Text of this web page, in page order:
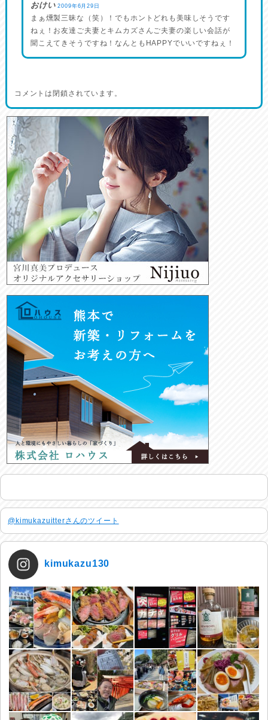
おけい 2009年6月29日
まぁ燻製三昧な（笑）！でもホントどれも美味しそうです
ねぇ！お友達ご夫妻とキムカズさんご夫妻の楽しい会話が
聞こえてきそうですね！なんともHAPPYでいいですねぇ！
コメントは閉鎖されています。
@kimukazuitterさんのツイート
kimukazu130